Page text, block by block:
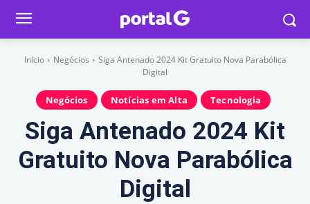
Início Negócios
Siga Antenado 2024 Kit Gratuito Nova Parabólica
Digital
Negócios Notícias em Alta Tecnologia
Siga Antenado 2024 Kit
Gratuito Nova Parabólica
Digital